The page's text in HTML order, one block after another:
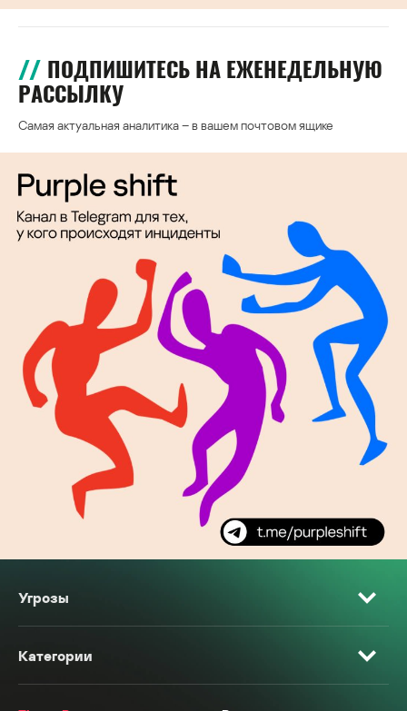
ПОДПИШИТЕСЬ НА ЕЖЕНЕДЕЛЬНУЮ
РАССЫЛКУ
Самая актуальная аналитика – в вашем почтовом ящике
Угрозы
Категории